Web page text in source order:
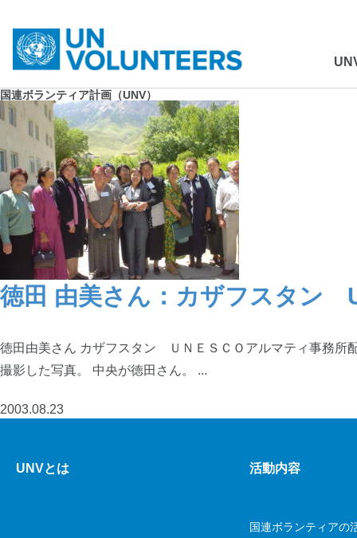
国連ボランティア計画（UNV）
徳田 由美さん：カザフスタン
徳田由美さん カザフスタン ＵＮＥＳＣＯアルマティ事務所
撮影した写真。 中央が徳田さん。 ...
2003.08.23
UNVとは 活動内容
国連ボランティアの